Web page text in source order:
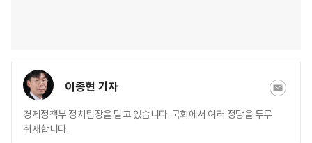
이종현 기자
경제정책부 정치팀장을 맡고 있습니다. 국회에서 여러 정당을 두루
취재합니다.